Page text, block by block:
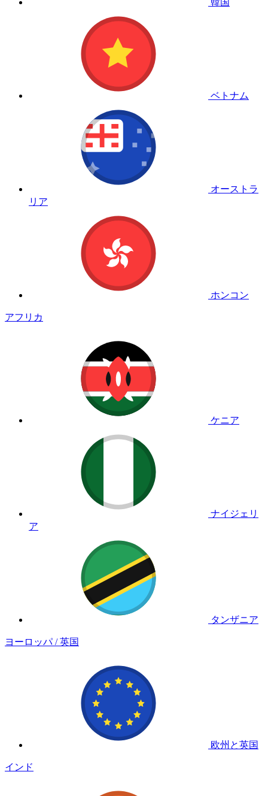
韓国
ベトナム
オーストラ
リア
ホンコン
アフリカ
ケニア
ナイジェリ
ア
タンザニア
ヨーロッパ / 英国
欧州と英国
インド